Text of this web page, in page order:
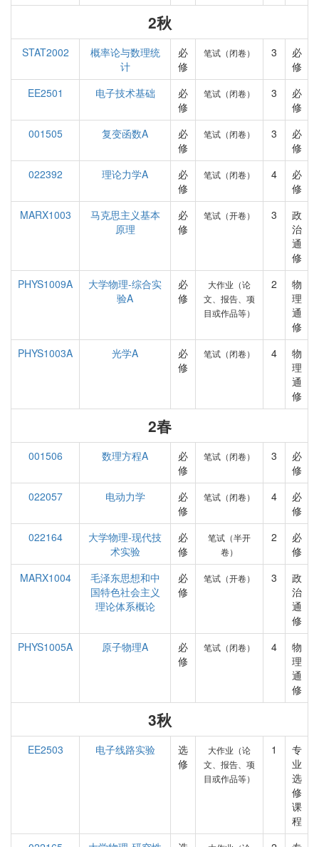
2秋
STAT2002
概率论与数理统
计
必
修
笔试（闭卷） 3
必
修
EE2501
电子技术基础
必
修
笔试（闭卷） 3
必
修
001505
复变函数A
必
修
笔试（闭卷） 3
必
修
022392
理论力学A
必
修
笔试（闭卷） 4
必
修
MARX1003
马克思主义基本
原理
必
修
笔试（开卷） 3
政
治
通
修
PHYS1009A
大学物理-综合实
验A
必
修
大作业（论
文、报告、项
目或作品等）
2
物
理
通
修
PHYS1003A
光学A
必
修
笔试（闭卷） 4
物
理
通
修
2春
001506 数理方程A
必
修
笔试（闭卷） 3
必
修
022057
电动力学
必
修
笔试（闭卷） 4
必
修
022164
大学物理-现代技
术实验
必
修
笔试（半开
卷）
2
必
修
MARX1004
毛泽东思想和中
国特色社会主义
理论体系概论
必
修
笔试（开卷） 3
政
治
通
修
PHYS1005A
原子物理A
必
修
笔试（闭卷） 4
物
理
通
修
3秋
EE2503 电子线路实验
选
修
大作业（论
文、报告、项
目或作品等）
1
专
业
选
修
课
程